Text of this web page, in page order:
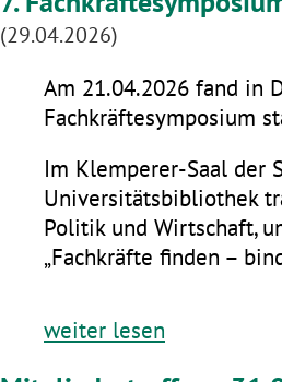
(29.04.2026)
Am 21.04.2026 fand in
Fachkräftesymposium
Im Klemperer-Saal der
Universitätsbibliothek
Politik und Wirtschaft,
„Fachkräfte finden –
weiter lesen